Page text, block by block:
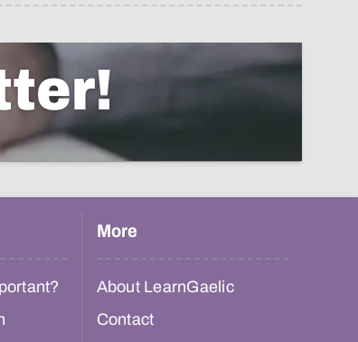
More
About LearnGaelic
Contact